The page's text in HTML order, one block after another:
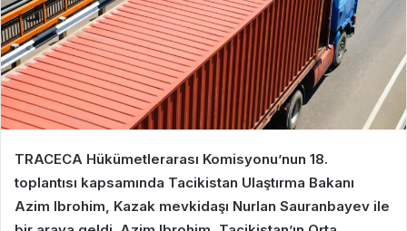
TRACECA Hükümetlerarası Komisyonu’nun 18.
toplantısı kapsamında Tacikistan Ulaştırma Bakanı
Azim Ibrohim, Kazak mevkidaşı Nurlan Sauranbayev ile